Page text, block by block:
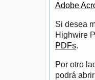
Adobe
Si desea
Highwire
PDFs.
Por otro
podrá